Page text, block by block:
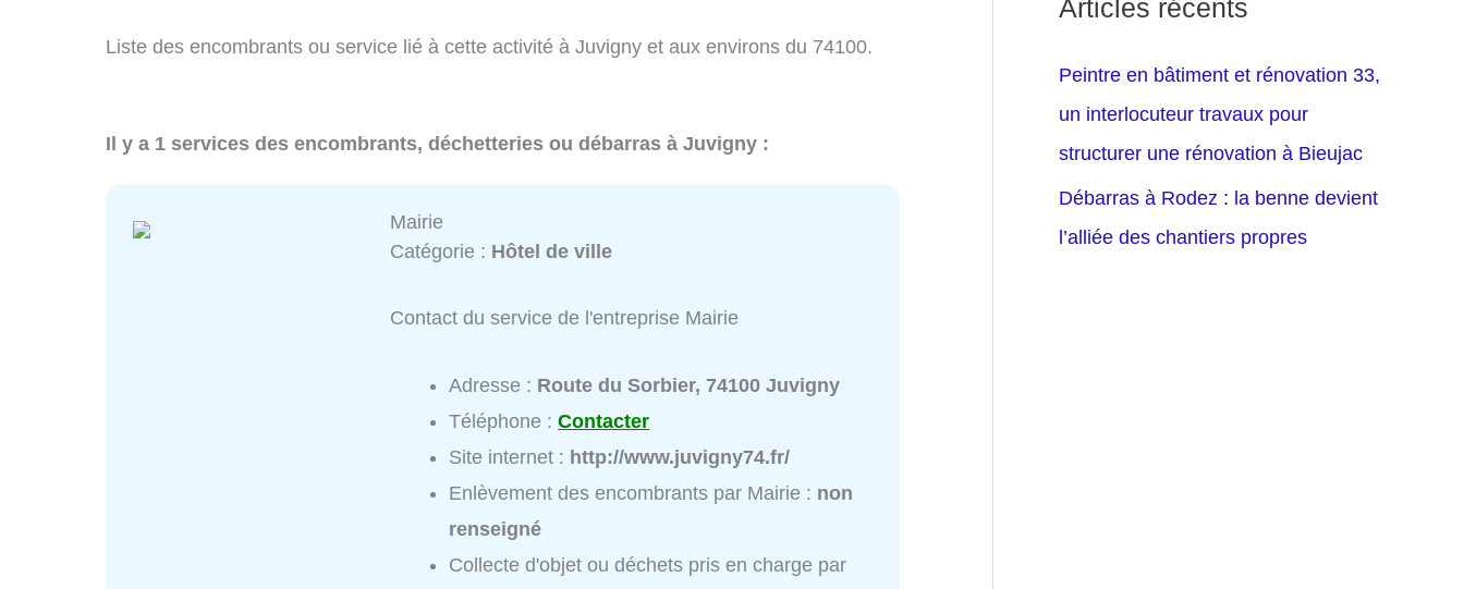
Liste des encombrants ou service lié à cette activité à Juvigny et aux environs du 74100.
Il y a 1 services des encombrants, déchetteries ou débarras à Juvigny :
Mairie
Catégorie : Hôtel de ville
Contact du service de l'entreprise Mairie
Adresse : Route du Sorbier, 74100 Juvigny
Téléphone :Contacter
Site internet : http://www.juvigny74.fr/
Enlèvement des encombrants par Mairie : non
renseigné
Collecte d'objet ou déchets pris en charge par
Articles récents
Peintre en bâtiment et rénovation 33,
un interlocuteur travaux pour
structurer une rénovation à Bieujac
Débarras à Rodez : la benne devient
l’alliée des chantiers propres